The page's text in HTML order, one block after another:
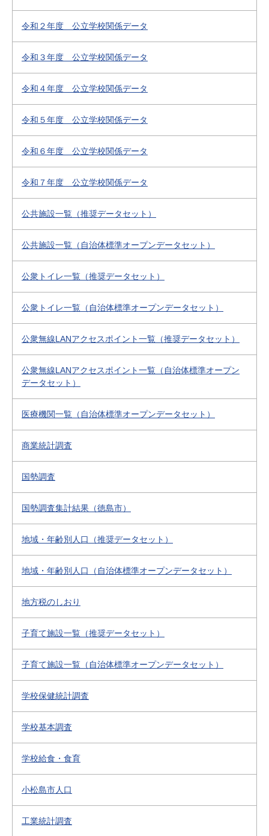
令和２年度 公立学校関係データ
令和３年度 公立学校関係データ
令和４年度 公立学校関係データ
令和５年度 公立学校関係データ
令和６年度 公立学校関係データ
令和７年度 公立学校関係データ
公共施設一覧（推奨データセット）
公共施設一覧（自治体標準オープンデータセット）
公衆トイレ一覧（推奨データセット）
公衆トイレ一覧（自治体標準オープンデータセット）
公衆無線LANアクセスポイント一覧（推奨データセット）
公衆無線LANアクセスポイント一覧（自治体標準オープン
データセット）
医療機関一覧（自治体標準オープンデータセット）
商業統計調査
国勢調査
国勢調査集計結果（徳島市）
地域・年齢別人口（推奨データセット）
地域・年齢別人口（自治体標準オープンデータセット）
地方税のしおり
子育て施設一覧（推奨データセット）
子育て施設一覧（自治体標準オープンデータセット）
学校保健統計調査
学校基本調査
学校給食・食育
小松島市人口
工業統計調査